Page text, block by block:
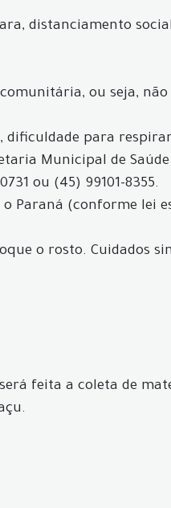
distanciamento
ou seja,
dificuldade para
Municipal de
ou (45) 99101-8355.
Paraná (conforme lei
o rosto. Cuidados
feita a coleta de